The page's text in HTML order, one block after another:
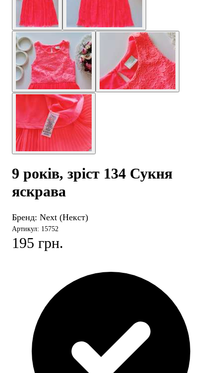
9 років, зріст 134 Сукня
яскрава
Бренд: Next (Некст)
Артикул: 15752
195 грн.